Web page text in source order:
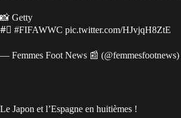
📸 Getty
#⃣ #FIFAWWC pic.twitter.com/HJvjqH8ZtE
— Femmes Foot News 📰 (@femmesfootnews)
Le Japon et l’Espagne en huitièmes !